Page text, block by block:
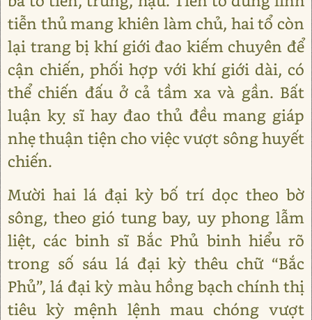
tiễn thủ mang khiên làm chủ, hai tổ còn
lại trang bị khí giới đao kiếm chuyên để
cận chiến, phối hợp với khí giới dài, có
thể chiến đấu ở cả tầm xa và gần. Bất
luận kỵ sĩ hay đao thủ đều mang giáp
nhẹ thuận tiện cho việc vượt sông huyết
chiến.
Mười hai lá đại kỳ bố trí dọc theo bờ
sông, theo gió tung bay, uy phong lẫm
liệt, các binh sĩ Bắc Phủ binh hiểu rõ
trong số sáu lá đại kỳ thêu chữ “Bắc
Phủ”, lá đại kỳ màu hồng bạch chính thị
tiêu kỳ mệnh lệnh mau chóng vượt